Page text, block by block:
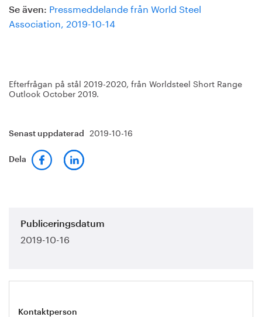
Se även: Pressmeddelande från World Steel
Association, 2019-10-14
Efterfrågan på stål 2019-2020, från Worldsteel Short Range
Outlook October 2019.
Senast uppdaterad 2019-10-16
Dela
Publiceringsdatum
2019-10-16
Kontaktperson